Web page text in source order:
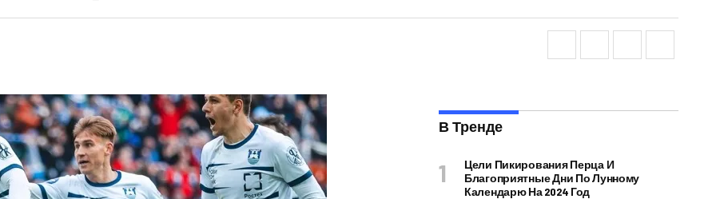
В Тренде
Цели Пикирования Перца И
Благоприятные Дни По Лунному
Календарю На 2024 Год